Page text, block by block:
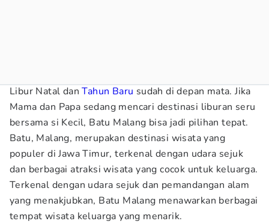
Libur Natal danTahun Baru sudah di depan mata. Jika
Mama dan Papa sedang mencari destinasi liburan seru
bersama si Kecil, Batu Malang bisa jadi pilihan tepat.
Batu, Malang, merupakan destinasi wisata yang
populer di Jawa Timur, terkenal dengan udara sejuk
dan berbagai atraksi wisata yang cocok untuk keluarga.
Terkenal dengan udara sejuk dan pemandangan alam
yang menakjubkan, Batu Malang menawarkan berbagai
tempat wisata keluarga yang menarik.